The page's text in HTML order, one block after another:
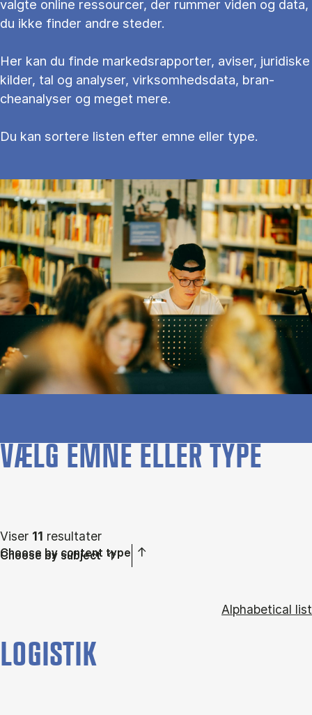
valg­te on­li­ne res­sour­cer, der rum­mer vi­den og data,
du ikke fin­der an­dre ste­der.
Her kan du fin­de mar­keds­rap­por­ter, aviser, juridiske
kilder, tal og ana­ly­ser, virksomhedsdata, bran­
cheanalyser og meget mere.
Du kan sortere li­sten ef­ter emne el­ler type.
VÆLG EMNE ELLER TYPE
Viser 11 resultater
Choose by subject
Choose by content type
Alphabetical list
LOGISTIK